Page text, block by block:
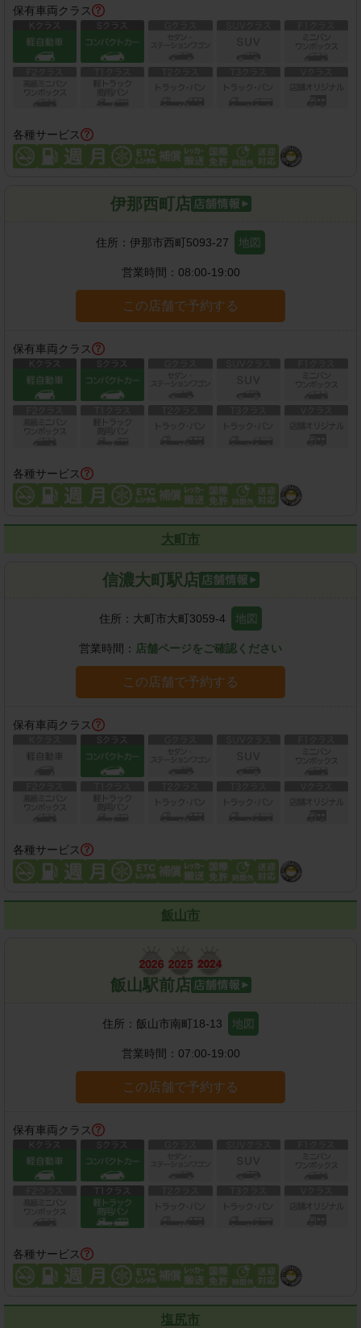
保有車両クラス
各種サービス
伊那西町店
住所： 伊那市西町5093-27 地図
営業時間： 08:00-19:00
この店舗で予約する
保有車両クラス
各種サービス
大町市
信濃大町駅店
住所： 大町市大町3059-4 地図
営業時間： 店舗ページをご確認ください
この店舗で予約する
保有車両クラス
各種サービス
飯山市
飯山駅前店
住所： 飯山市南町18-13 地図
営業時間： 07:00-19:00
この店舗で予約する
保有車両クラス
各種サービス
塩尻市